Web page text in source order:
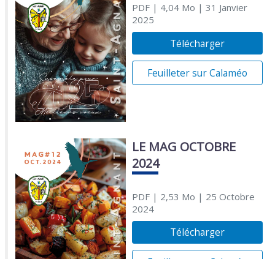
PDF| 4,04 Mo | 31 Janvier
2025
Télécharger
Feuilleter sur Calaméo
LE MAG OCTOBRE
2024
PDF| 2,53 Mo | 25 Octobre
2024
Télécharger